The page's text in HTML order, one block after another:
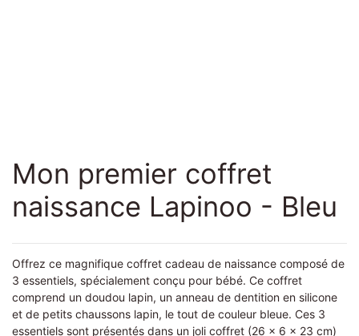
Mon premier coffret
naissance Lapinoo - Bleu
Offrez ce magnifique coffret cadeau de naissance composé de
3 essentiels, spécialement conçu pour bébé. Ce coffret
comprend un doudou lapin, un anneau de dentition en silicone
et de petits chaussons lapin, le tout de couleur bleue. Ces 3
essentiels sont présentés dans un joli coffret (26 x 6 x 23 cm)